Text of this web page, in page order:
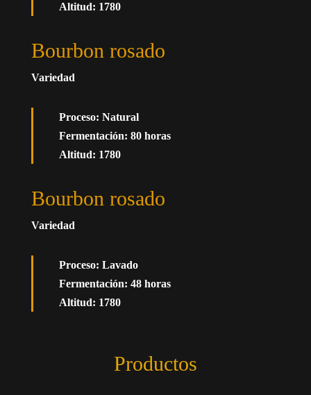
Altitud: 1780
Bourbon rosado
Variedad
Proceso: Natural
Fermentación: 80 horas
Altitud: 1780
Bourbon rosado
Variedad
Proceso: Lavado
Fermentación: 48 horas
Altitud: 1780
Productos